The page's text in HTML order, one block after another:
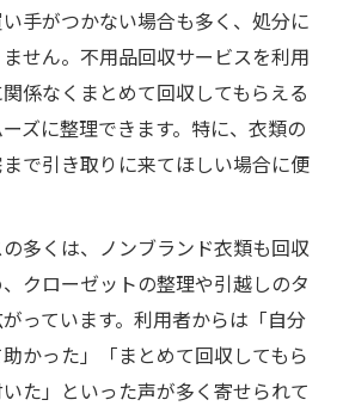
手がつかない場合も多く、処分に
せん。不用品回収サービスを利用
係なくまとめて回収してもらえる
ズに整理できます。特に、衣類の
で引き取りに来てほしい場合に便
多くは、ノンブランド衣類も回収
クローゼットの整理や引越しのタ
っています。利用者からは「自分
かった」「まとめて回収してもら
た」といった声が多く寄せられて